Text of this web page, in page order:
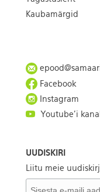
Kaubamärgid
Facebook
Instagram
Youtube'i kanal
UUDISKIRI
Liitu meie